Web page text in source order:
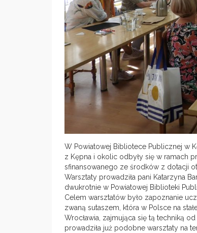
W Powiatowej Bibliotece Publicznej w
z Kępna i okolic odbyły się w ramach
sfinansowanego ze środków z dotacji
Warsztaty prowadziła pani Katarzyna
dwukrotnie w Powiatowej Biblioteki
Celem warsztatów było zapoznanie
zwaną sutaszem, która w Polsce na
Wrocławia, zajmująca się tą techniką
prowadziła już podobne warsztaty na